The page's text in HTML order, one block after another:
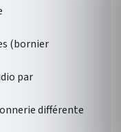
(bornier
par
différente